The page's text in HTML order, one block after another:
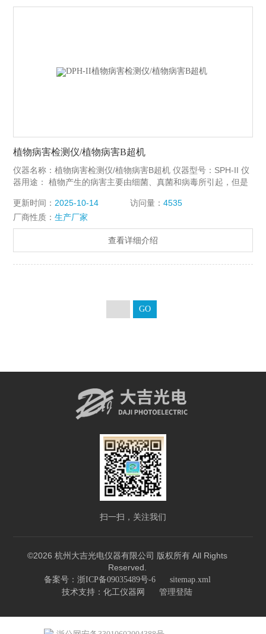
植物病害检测仪/植物病害B超机
仪器名称：植物病害检测仪/植物病害B超机 仪器型号：SPH-II 仪
器用途： 植物产生的病害主要由细菌、真菌和病毒所引起，但是
更新时间： 2025-10-14 访问量： 4535
厂商性质：生产厂家
查看详细介绍
扫一扫，关注我们
©2026 杭州大吉光电仪器有限公司 版权所有 All Rights
Reserved.
备案号：浙ICP备09035489号-6 sitemap.xml
技术支持： 化工仪器网 管理登陆